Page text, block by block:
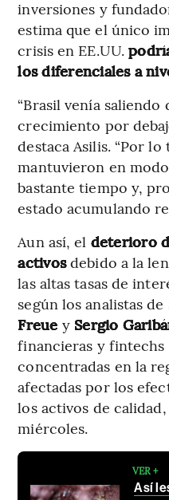
inversiones y
estima que el único
crisis en EE.UU.
los diferenciales a
“Brasil venía
crecimiento por
destaca Asilis. “Por
mantuvieron en
bastante tiempo y,
estado acumulando
Aun así, el deterioro
activosdebido a la
las altas tasas de
según los analistas de
Freue y Sergio
financieras y fintechs
concentradas en la
afectadas por los
los activos de
miércoles.
VER +
Así